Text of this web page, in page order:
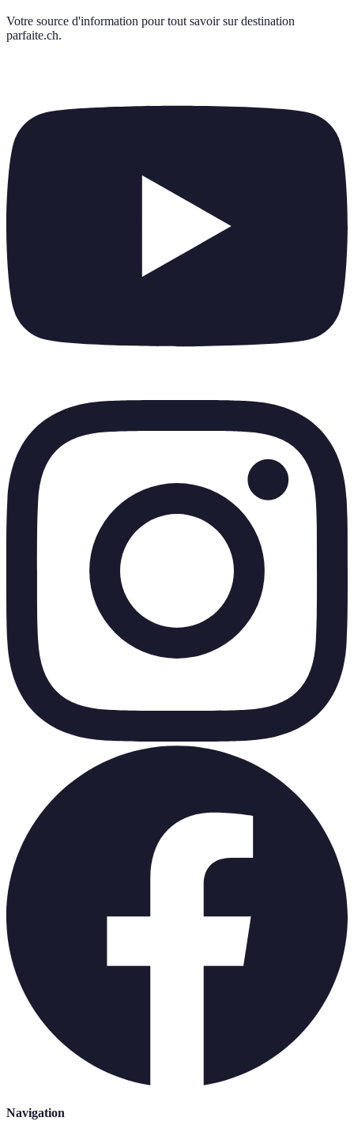
Votre source d'information pour tout savoir sur destination
parfaite.ch.
Navigation